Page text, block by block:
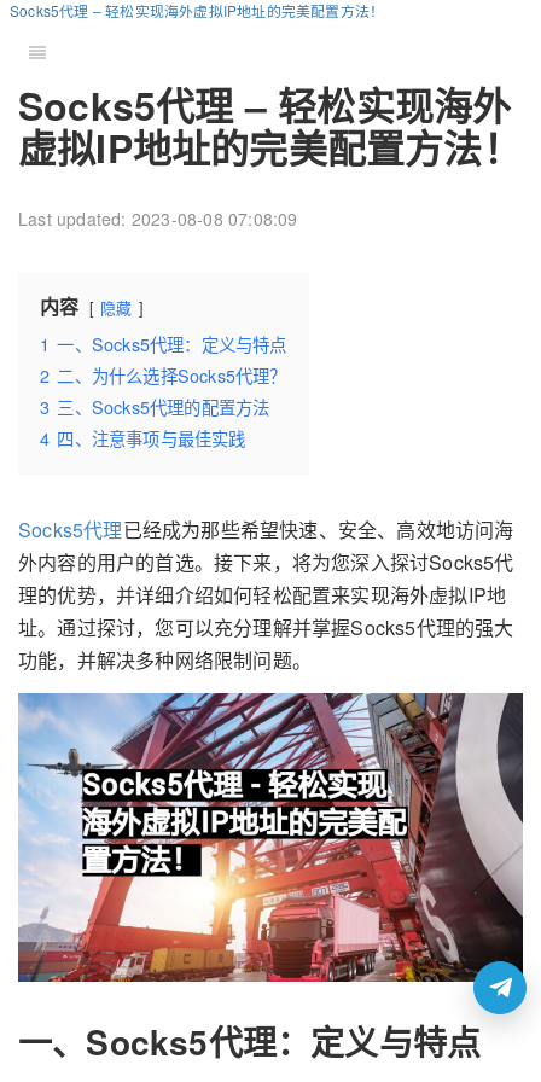
Socks5代理 – 轻松实现海外虚拟IP地址的完美配置方法！
Socks5代理 – 轻松实现海外
虚拟IP地址的完美配置方法！
Last updated: 2023-08-08 07:08:09
内容 隐藏
1 一、Socks5代理：定义与特点
2 二、为什么选择Socks5代理？
3 三、Socks5代理的配置方法
4 四、注意事项与最佳实践
Socks5代理已经成为那些希望快速、安全、高效地访问海
外内容的用户的首选。接下来，将为您深入探讨Socks5代
理的优势，并详细介绍如何轻松配置来实现海外虚拟IP地
址。通过探讨，您可以充分理解并掌握Socks5代理的强大
功能，并解决多种网络限制问题。
一、Socks5代理：定义与特点